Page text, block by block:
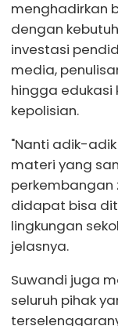
menghadirkan
dengan
investasi
media,
hingga
kepolisian.
"Nanti adik-
materi yang
perkembangan
didapat bisa
lingkungan
jelasnya.
Suwandi juga
seluruh pihak